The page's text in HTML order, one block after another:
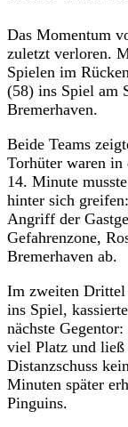
Das Momentum
zuletzt verloren.
Spielen im
(58) ins Spiel am
Bremerhaven.
Beide Teams
Torhüter waren in
14. Minute
hinter sich
Angriff der
Gefahrenzone,
Bremerhaven ab.
Im zweiten Drittel
ins Spiel,
nächste
viel Platz und ließ
Distanzschuss
Minuten später
Pinguins.